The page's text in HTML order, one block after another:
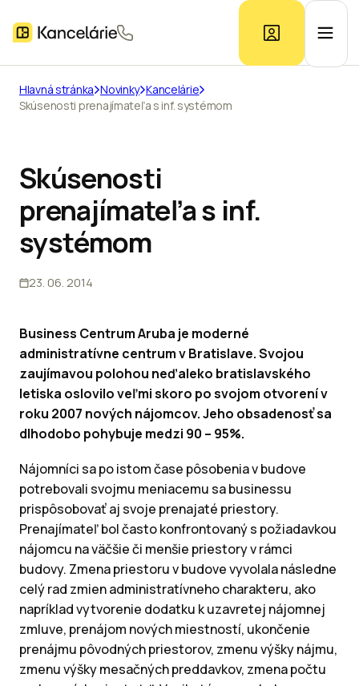
Ponuka kancelárií
Kontakt
Hlavná stránka Novinky Kancelárie
Skúsenosti prenajímateľa s inf. systémom
Skúsenosti
prenajímateľa s inf.
systémom
23. 06. 2014
Business Centrum Aruba je moderné
administratívne centrum v Bratislave. Svojou
zaujímavou polohou neďaleko bratislavského
letiska oslovilo veľmi skoro po svojom otvorení v
roku 2007 nových nájomcov. Jeho obsadenosť sa
dlhodobo pohybuje medzi 90 – 95%.
Nájomníci sa po istom čase pôsobenia v budove
potrebovali svojmu meniacemu sa businessu
prispôsobovať aj svoje prenajaté priestory.
Prenajímateľ bol často konfrontovaný s požiadavkou
nájomcu na väčšie či menšie priestory v rámci
budovy. Zmena priestoru v budove vyvolala následne
celý rad zmien administratívneho charakteru, ako
napríklad vytvorenie dodatku k uzavretej nájomnej
zmluve, prenájom nových miestností, ukončenie
prenájmu pôvodných priestorov, zmenu výšky nájmu,
zmenu výšky mesačných preddavkov, zmena počtu